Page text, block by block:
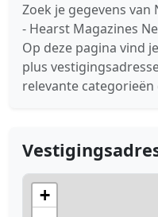
Zoek je gegevens
- Hearst Magazines
Op deze pagina vind
plus
relevante categorieën
+